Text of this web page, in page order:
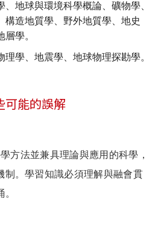
、地球與環境科學概論、礦物學、
構造地質學、野外地質學、地史
學。
理學、地震學、地球物理探勘學。
可能的誤解
方法並兼具理論與應用的科學，
制。學習知識必須理解與融會貫